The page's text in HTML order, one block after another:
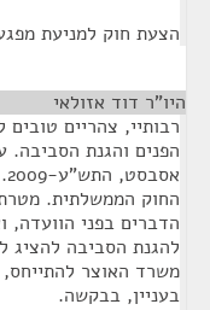
הצעת חוק למניעת
היו"ר דוד אזולאי
רבותיי, צהריים
הפנים והגנת הסביבה.
החוק הממשלתית.
הדברים בפני הוועדה,
להגנת הסביבה להציג
משרד האוצר להתייחס,
בעניין, בבקשה.